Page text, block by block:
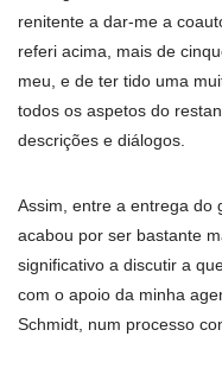
renitente a dar-me a
referi acima, mais de
meu, e de ter tido uma
todos os aspetos do
descrições e diálogos.
Assim, entre a entrega do
acabou por ser bastante
significativo a discutir a
com o apoio da minha
Schmidt, num processo